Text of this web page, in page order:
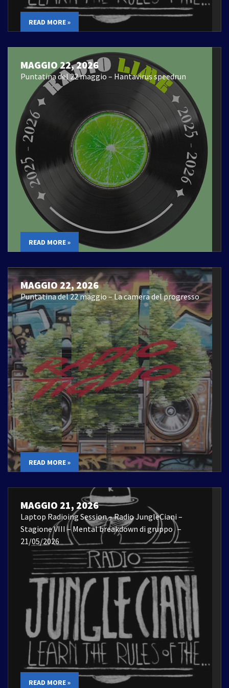
READ MORE »
MAGGIO 22, 2026
Puntatina del 22 maggio – Hantavirus speedrun
READ MORE »
MAGGIO 22, 2026
Puntatina del 22 maggio – La camera del progresso
READ MORE »
MAGGIO 21, 2026
Laptop Radioing Session – Radio JungleCiani –
Stagione VIII – Mental breakdown di gruppo –
21/05/2026
READ MORE »